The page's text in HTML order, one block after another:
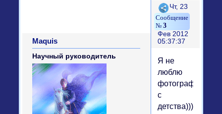
Поделиться
3
Чт, 23
Фев 2012
05:37:37
Maquis
Научный руководитель
Я не
люблю
с
детства)))